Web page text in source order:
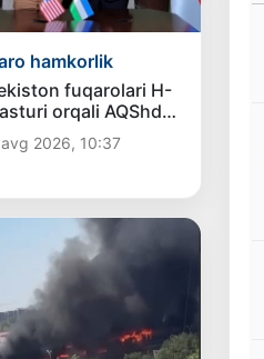
hamkorlik
fuqarolari H-
orqali AQShda
imkoniyatiga ega
2026, 10:37